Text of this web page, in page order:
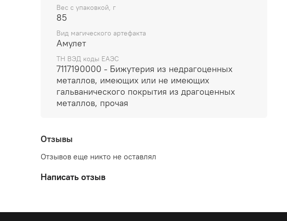
Вес с упаковкой, г
85
Вид магического артефакта
Амулет
ТН ВЭД коды ЕАЭС
7117190000 - Бижутерия из недрагоценных
металлов, имеющих или не имеющих
гальванического покрытия из драгоценных
металлов, прочая
Отзывы
Отзывов еще никто не оставлял
Написать отзыв